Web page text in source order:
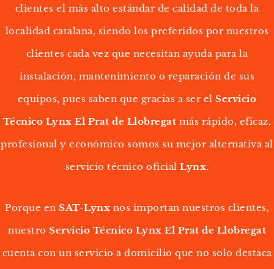
clientes el más alto estándar de calidad de toda la
localidad catalana, siendo los preferidos por nuestros
clientes cada vez que necesitan ayuda para la
instalación, mantenimiento o reparación de sus
equipos, pues saben que gracias a ser elServicio
Técnico Lynx El Prat de Llobregat más rápido, eficaz,
profesional y económico somos su mejor alternativa al
servicio técnico oficial Lynx.
Porque en SAT-Lynx nos importan nuestros clientes,
nuestro Servicio Técnico Lynx El Prat de Llobregat
cuenta con un servicio a domicilio que no solo destaca